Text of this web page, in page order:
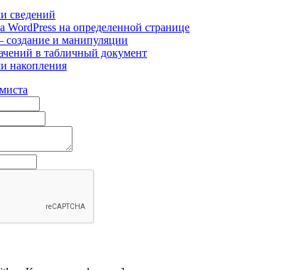
сведений
WordPress на определенной странице
и манипуляции
в табличный документ
накопления